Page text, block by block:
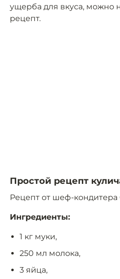
ущерба для вкуса, можно
рецепт.
Простой рецепт
Рецепт от шеф-
Ингредиенты:
1 кг муки,
250 мл молока,
3 яйца,